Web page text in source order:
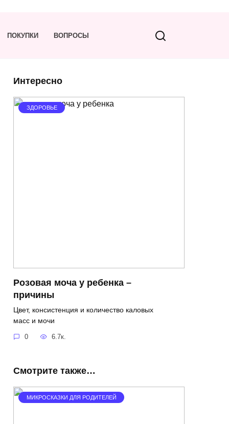
ПОКУПКИ ВОПРОСЫ
Интересно
ЗДОРОВЬЕ
Розовая моча у ребенка –
причины
Цвет, консистенция и количество каловых
масс и мочи
0 6.7к.
Смотрите также…
МИКРОСКАЗКИ ДЛЯ РОДИТЕЛЕЙ